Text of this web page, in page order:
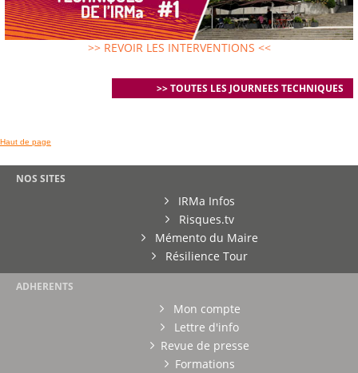
>> REVOIR LES INTERVENTIONS <<
>> TOUTES LES JOURNEES TECHNIQUES
Haut de page
NOS SITES
IRMa Infos
Risques.tv
Mémento du Maire
Résilience Tour
ADHERENTS
Mon compte
Lettre d'info
Revue de presse
Formations